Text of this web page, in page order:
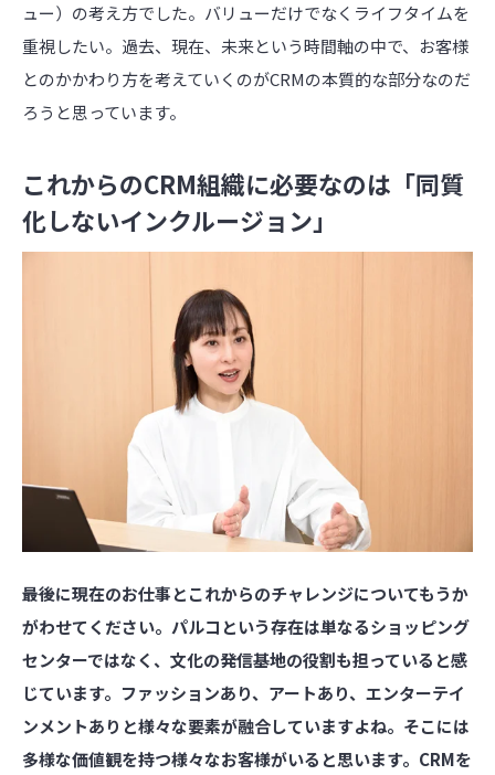
ュー）の考え方でした。バリューだけでなくライフタイムを
重視したい。過去、現在、未来という時間軸の中で、お客様
とのかかわり方を考えていくのがCRMの本質的な部分なのだ
ろうと思っています。
これからのCRM組織に必要なのは「同質
化しないインクルージョン」
――最後に現在のお仕事とこれからのチャレンジについてもうか
がわせてください。パルコという存在は単なるショッピング
センターではなく、文化の発信基地の役割も担っていると感
じています。ファッションあり、アートあり、エンターテイ
ンメントありと様々な要素が融合していますよね。そこには
多様な価値観を持つ様々なお客様がいると思います。CRMを